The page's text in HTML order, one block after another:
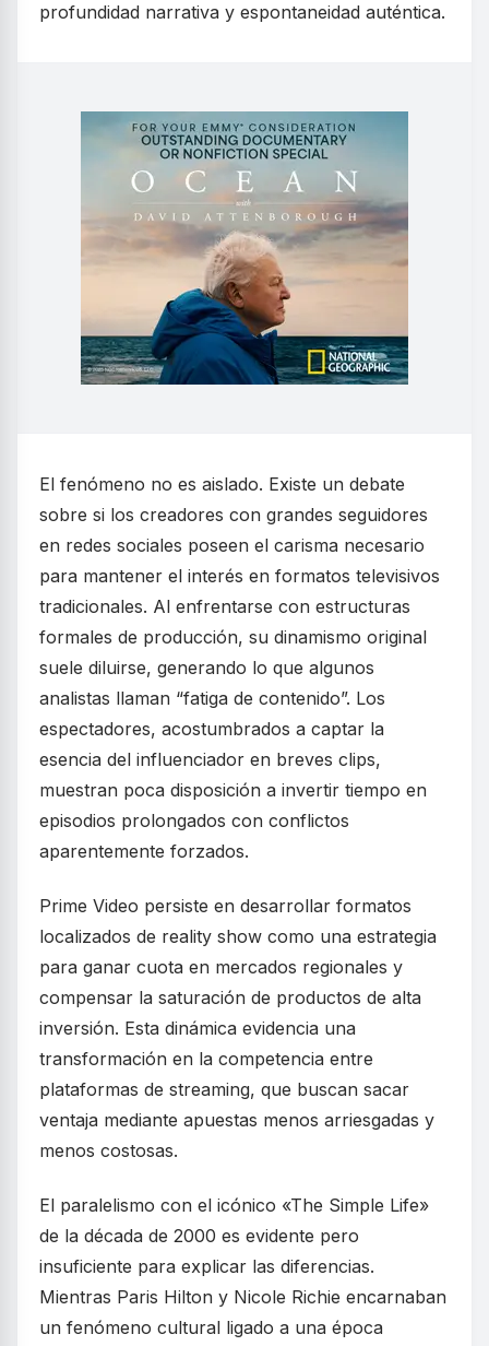
profundidad narrativa y espontaneidad auténtica.
El fenómeno no es aislado. Existe un debate
sobre si los creadores con grandes seguidores
en redes sociales poseen el carisma necesario
para mantener el interés en formatos televisivos
tradicionales. Al enfrentarse con estructuras
formales de producción, su dinamismo original
suele diluirse, generando lo que algunos
analistas llaman “fatiga de contenido”. Los
espectadores, acostumbrados a captar la
esencia del influenciador en breves clips,
muestran poca disposición a invertir tiempo en
episodios prolongados con conflictos
aparentemente forzados.
Prime Video persiste en desarrollar formatos
localizados de reality show como una estrategia
para ganar cuota en mercados regionales y
compensar la saturación de productos de alta
inversión. Esta dinámica evidencia una
transformación en la competencia entre
plataformas de streaming, que buscan sacar
ventaja mediante apuestas menos arriesgadas y
menos costosas.
El paralelismo con el icónico «The Simple Life»
de la década de 2000 es evidente pero
insuficiente para explicar las diferencias.
Mientras Paris Hilton y Nicole Richie encarnaban
un fenómeno cultural ligado a una época